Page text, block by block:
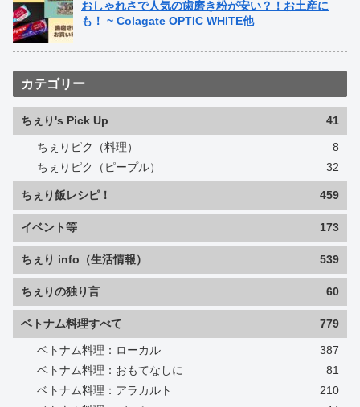
おしゃれさで人気の歯磨き粉が安い？！お土産に
も！ ~ Colagate OPTIC WHITE他
カテゴリー
ちぇり's Pick Up 41
ちぇりピク（料理）
8
ちぇりピク（ピープル）
32
ちぇり飯レシピ！ 459
イベント等 173
ちぇり info（生活情報） 539
ちぇりの独り言 60
ベトナム料理すべて 779
ベトナム料理：ローカル
387
ベトナム料理：おもてなしに
81
ベトナム料理：アラカルト
210